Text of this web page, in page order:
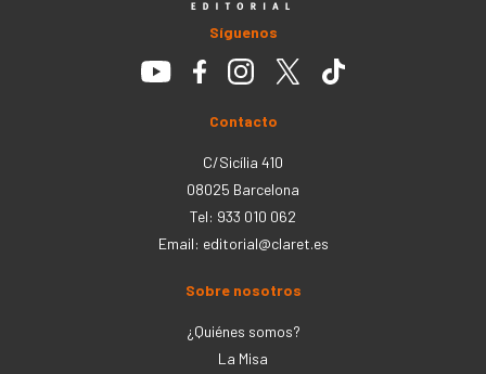
Síguenos
Contacto
C/Sicília 410
08025 Barcelona
Tel: 933 010 062
Email: editorial@claret.es
Sobre nosotros
¿Quiénes somos?
La Misa